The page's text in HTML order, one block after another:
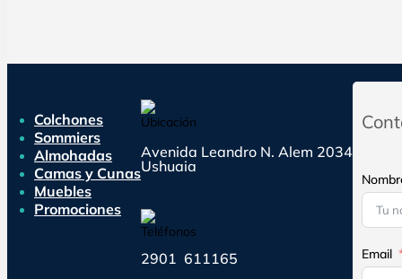
Colchones
Sommiers
Almohadas
Camas y Cunas
Muebles
Promociones
Avenida Leandro N. Alem 2034
Ushuaia
2901 611165 Email